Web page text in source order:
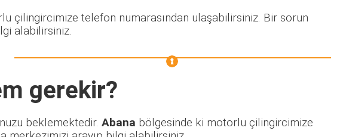
çilingircimize telefon numarasından ulaşabilirsiniz. Bir sorun
alabilirsiniz.
gerekir?
beklemektedir. Abana bölgesinde ki motorlu çilingircimize